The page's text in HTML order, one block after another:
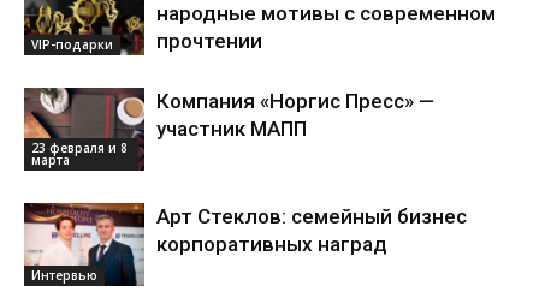
VIP-подарки
народные мотивы с современном
прочтении
23 февраля и 8
марта
Компания «Норгис Пресс» —
участник МАПП
Интервью
Арт Стеклов: семейный бизнес
корпоративных наград